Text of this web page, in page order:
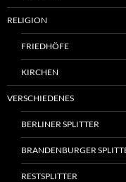
RELIGION
FRIEDHÖFE
KIRCHEN
VERSCHIEDENES
BERLINER SPLITTER
BRANDENBURGER
RESTSPLITTER